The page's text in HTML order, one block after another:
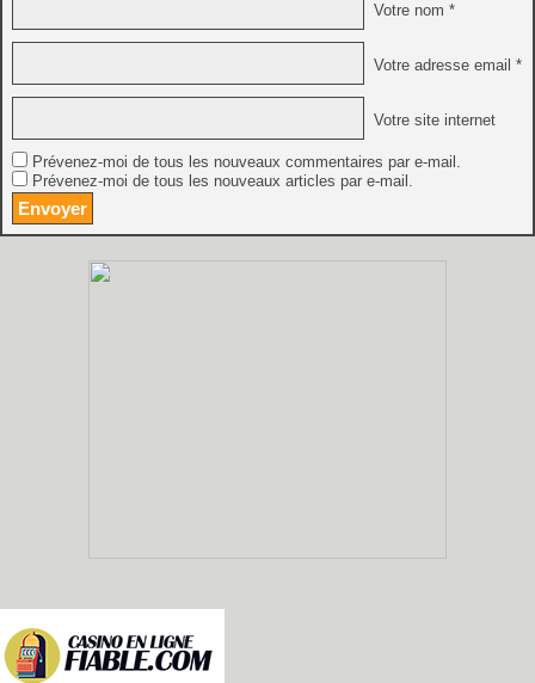
Votre nom *
Votre adresse email *
Votre site internet
Prévenez-moi de tous les nouveaux commentaires par e-mail.
Prévenez-moi de tous les nouveaux articles par e-mail.